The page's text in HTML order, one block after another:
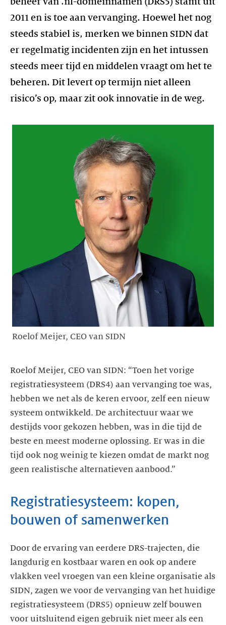
2011 en is toe aan vervanging. Hoewel het nog
steeds stabiel is, merken we binnen SIDN dat
er regelmatig incidenten zijn en het intussen
steeds meer tijd en middelen vraagt om het te
beheren. Dit levert op termijn niet alleen
risico’s op, maar zit ook innovatie in de weg.
Roelof Meijer, CEO van SIDN
Roelof Meijer, CEO van SIDN: “Toen het vorige
registratiesysteem (DRS4) aan vervanging toe was,
hebben we net als de keren ervoor, zelf een nieuw
systeem ontwikkeld. De architectuur waar we
destijds voor gekozen hebben, was in die tijd de
beste en meest moderne oplossing. Er was in die
tijd ook nog weinig te kiezen omdat de markt nog
geen realistische alternatieven aanbood.”
Registratiesysteem: kopen,
bouwen of samenwerken
Door de ervaring van eerdere DRS-trajecten, die
langdurig en kostbaar waren en ook op andere
vlakken veel vroegen van een kleine organisatie als
SIDN, zagen we voor de vervanging van het huidige
registratiesysteem (DRS5) opnieuw zelf bouwen
voor uitsluitend eigen gebruik niet meer als een